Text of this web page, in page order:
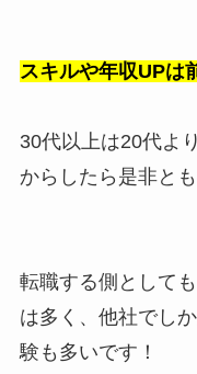
スキルや年収UPは
30代以上は20代よ
からしたら是非と
転職する側として
は多く、他社でし
験も多いです！